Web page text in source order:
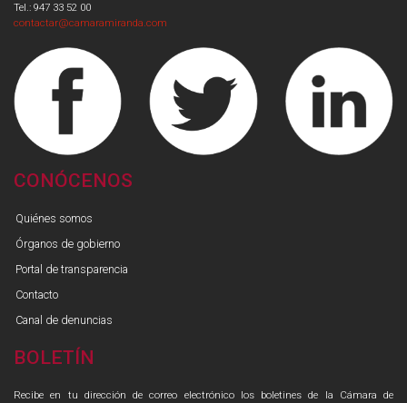
Tel.: 947 33 52 00
contactar@camaramiranda.com
CONÓCENOS
Quiénes somos
Órganos de gobierno
Portal de transparencia
Contacto
Canal de denuncias
BOLETÍN
Recibe en tu dirección de correo electrónico los boletines de la Cámara de